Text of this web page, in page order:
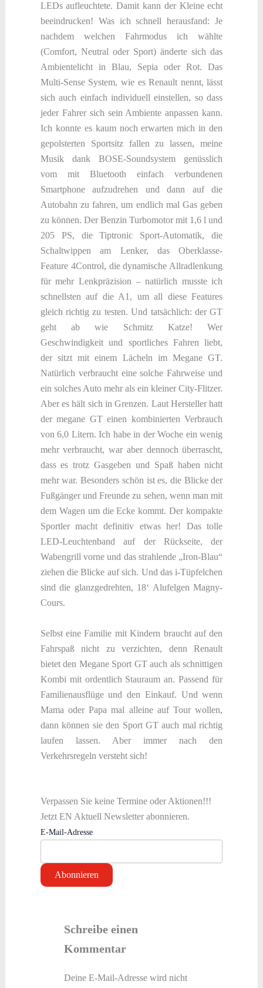
LEDs aufleuchtete. Damit kann der Kleine echt
beeindrucken! Was ich schnell herausfand: Je
nachdem welchen Fahrmodus ich wählte
(Comfort, Neutral oder Sport) änderte sich das
Ambientelicht in Blau, Sepia oder Rot. Das
Multi-Sense System, wie es Renault nennt, lässt
sich auch einfach individuell einstellen, so dass
jeder Fahrer sich sein Ambiente anpassen kann.
Ich konnte es kaum noch erwarten mich in den
gepolsterten Sportsitz fallen zu lassen, meine
Musik dank BOSE-Soundsystem genüsslich
vom mit Bluetooth einfach verbundenen
Smartphone aufzudrehen und dann auf die
Autobahn zu fahren, um endlich mal Gas geben
zu können. Der Benzin Turbomotor mit 1,6 l und
205 PS, die Tiptronic Sport-Automatik, die
Schaltwippen am Lenker, das Oberklasse-
Feature 4Control, die dynamische Allradlenkung
für mehr Lenkpräzision – natürlich musste ich
schnellsten auf die A1, um all diese Features
gleich richtig zu testen. Und tatsächlich: der GT
geht ab wie Schmitz Katze! Wer
Geschwindigkeit und sportliches Fahren liebt,
der sitzt mit einem Lächeln im Megane GT.
Natürlich verbraucht eine solche Fahrweise und
ein solches Auto mehr als ein kleiner City-Flitzer.
Aber es hält sich in Grenzen. Laut Hersteller hatt
der megane GT einen kombinierten Verbrauch
von 6,0 Litern. Ich habe in der Woche ein wenig
mehr verbraucht, war aber dennoch überrascht,
dass es trotz Gasgeben und Spaß haben nicht
mehr war. Besonders schön ist es, die Blicke der
Fußgänger und Freunde zu sehen, wenn man mit
dem Wagen um die Ecke kommt. Der kompakte
Sportler macht definitiv etwas her! Das tolle
LED-Leuchtenband auf der Rückseite, der
Wabengrill vorne und das strahlende „Iron-Blau“
ziehen die Blicke auf sich. Und das i-Tüpfelchen
sind die glanzgedrehten, 18‘ Alufelgen Magny-
Cours.
Selbst eine Familie mit Kindern braucht auf den
Fahrspaß nicht zu verzichten, denn Renault
bietet den Megane Sport GT auch als schnittigen
Kombi mit ordentlich Stauraum an. Passend für
Familienausflüge und den Einkauf. Und wenn
Mama oder Papa mal alleine auf Tour wollen,
dann können sie den Sport GT auch mal richtig
laufen lassen. Aber immer nach den
Verkehrsregeln versteht sich!
Verpassen Sie keine Termine oder Aktionen!!!
Jetzt EN Aktuell Newsletter abonnieren.
E-Mail-Adresse
Schreibe einen
Kommentar
Deine E-Mail-Adresse wird nicht